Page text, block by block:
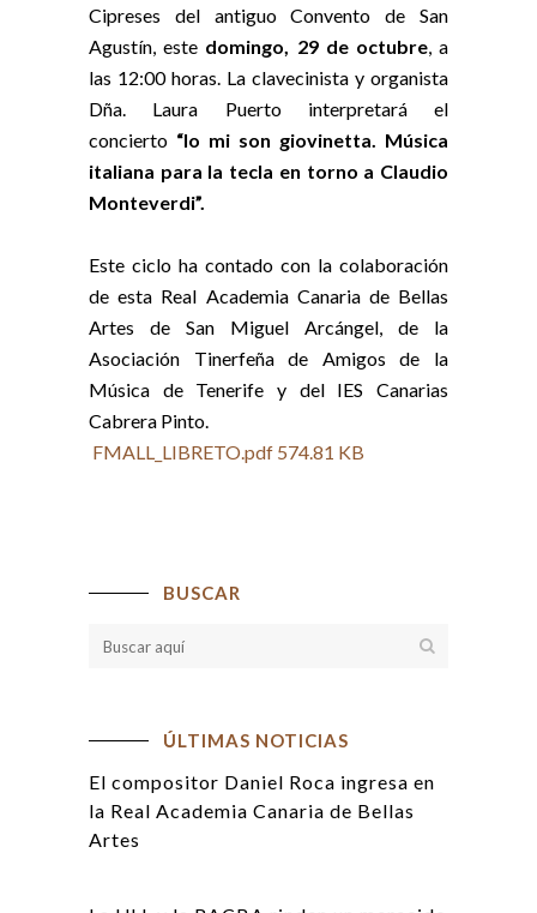
Cipreses del antiguo Convento de San
Agustín, este domingo, 29 de octubre, a
las 12:00 horas. La clavecinista y organista
Dña. Laura Puerto interpretará el
concierto “Io mi son giovinetta. Música
italiana para la tecla en torno a Claudio
Monteverdi”.
Este ciclo ha contado con la colaboración
de esta Real Academia Canaria de Bellas
Artes de San Miguel Arcángel, de la
Asociación Tinerfeña de Amigos de la
Música de Tenerife y del IES Canarias
Cabrera Pinto.
FMALL_LIBRETO.pdf 574.81 KB
BUSCAR
ÚLTIMAS NOTICIAS
El compositor Daniel Roca ingresa en
la Real Academia Canaria de Bellas
Artes